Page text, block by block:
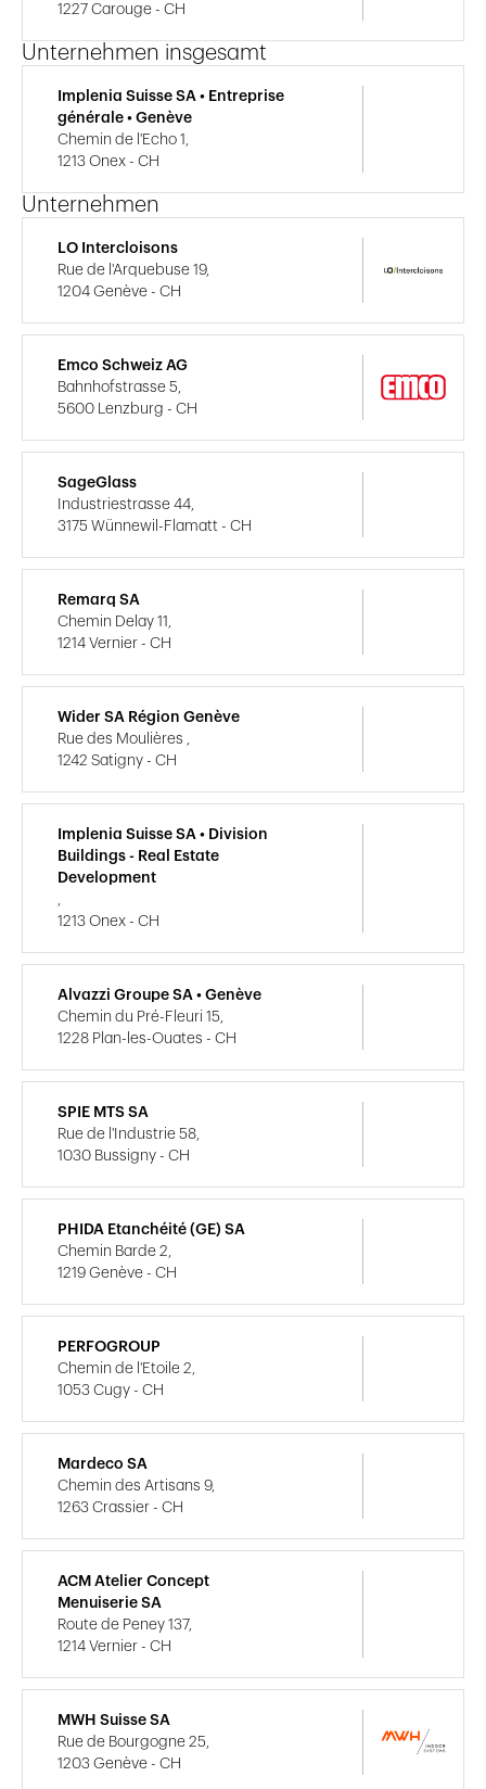
1227 Carouge - CH
Unternehmen insgesamt
Implenia Suisse SA • Entreprise
générale • Genève
Chemin de l'Echo 1,
1213 Onex - CH
Unternehmen
LO Intercloisons
Rue de l'Arquebuse 19,
1204 Genève - CH
Emco Schweiz AG
Bahnhofstrasse 5,
5600 Lenzburg - CH
SageGlass
Industriestrasse 44,
3175 Wünnewil-Flamatt - CH
Remarq SA
Chemin Delay 11,
1214 Vernier - CH
Wider SA Région Genève
Rue des Moulières ,
1242 Satigny - CH
Implenia Suisse SA • Division
Buildings - Real Estate
Development
1213 Onex - CH
Alvazzi Groupe SA • Genève
Chemin du Pré-Fleuri 15,
1228 Plan-les-Ouates - CH
SPIE MTS SA
Rue de l'Industrie 58,
1030 Bussigny - CH
PHIDA Etanchéité (GE) SA
Chemin Barde 2,
1219 Genève - CH
PERFOGROUP
Chemin de l'Etoile 2,
1053 Cugy - CH
Mardeco SA
Chemin des Artisans 9,
1263 Crassier - CH
ACM Atelier Concept
Menuiserie SA
Route de Peney 137,
1214 Vernier - CH
MWH Suisse SA
Rue de Bourgogne 25,
1203 Genève - CH